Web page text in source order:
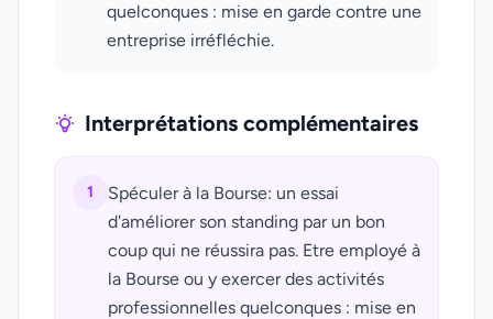
quelconques : mise en garde contre une
entreprise irréfléchie.
Interprétations complémentaires
1
Spéculer à la Bourse: un essai
d'améliorer son standing par un bon
coup qui ne réussira pas. Etre employé à
la Bourse ou y exercer des activités
professionnelles quelconques : mise en